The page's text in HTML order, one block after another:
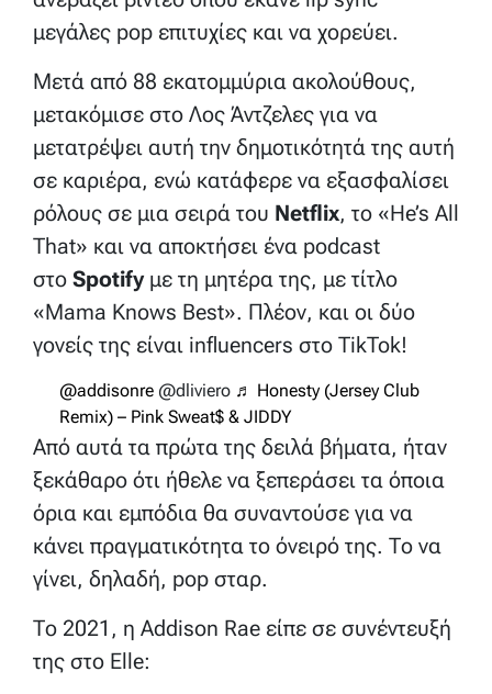
μεγάλες pop επιτυχίες και να χορεύει.
Μετά από 88 εκατομμύρια ακολούθους,
μετακόμισε στο Λος Άντζελες για να
μετατρέψει αυτή την δημοτικότητά της αυτή
σε καριέρα, ενώ κατάφερε να εξασφαλίσει
ρόλους σε μια σειρά του Netflix, το «He’s All
That» και να αποκτήσει ένα podcast
στο Spotifyμε τη μητέρα της, με τίτλο
«Mama Knows Best». Πλέον, και οι δύο
γονείς της είναι influencers στο TikTok!
@addisonre @dliviero ♬ Honesty (Jersey Club
Remix) – Pink Sweat$ & JIDDY
Από αυτά τα πρώτα της δειλά βήματα, ήταν
ξεκάθαρο ότι ήθελε να ξεπεράσει τα όποια
όρια και εμπόδια θα συναντούσε για να
κάνει πραγματικότητα το όνειρό της. Το να
γίνει, δηλαδή, pop σταρ.
Το 2021, η Addison Rae είπε σε συνέντευξή
της στο Elle: